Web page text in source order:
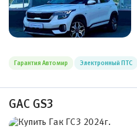
Гарантия Автомир Электронный ПТС
GAC GS3